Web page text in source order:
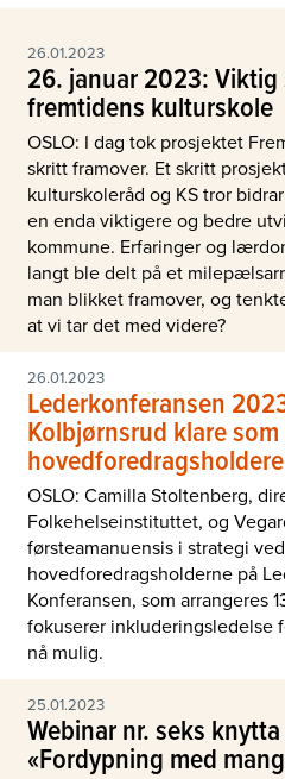
26.01.2023
26. januar 2023:
fremtidens kulturskole
OSLO: I dag tok prosjektet
skritt framover. Et skritt
kulturskoleråd og KS tror
en enda viktigere og bedre
kommune. Erfaringer og
langt ble delt på et
man blikket framover, og
at vi tar det med videre?
26.01.2023
Lederkonferansen
Kolbjørnsrud klare som
hovedforedragsholdere
OSLO: Camilla Stoltenberg,
Folkehelseinstituttet, og
førsteamanuensis i strategi
hovedforedragsholderne på
Konferansen, som arrangeres
fokuserer inkluderingsledelse
nå mulig.
25.01.2023
Webinar nr. seks
«Fordypning med